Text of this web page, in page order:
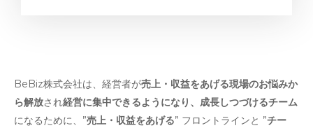
BeBiz株式会社は、経営者が売上・収益をあげる現場のお悩みか
ら解放され経営に集中できるようになり、成長しつづけるチーム
になるために、”売上・収益をあげる” フロントラインと ”チー